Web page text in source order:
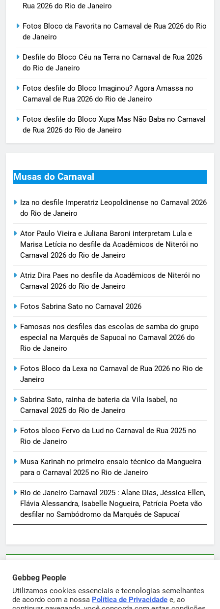
Rua 2026 do Rio de Janeiro
Fotos Bloco da Favorita no Carnaval de Rua 2026 do Rio
de Janeiro
Desfile do Bloco Céu na Terra no Carnaval de Rua 2026
do Rio de Janeiro
Fotos desfile do Bloco Imaginou? Agora Amassa no
Carnaval de Rua 2026 do Rio de Janeiro
Fotos desfile do Bloco Xupa Mas Não Baba no Carnaval
de Rua 2026 do Rio de Janeiro
Musas do Carnaval
Iza no desfile Imperatriz Leopoldinense no Carnaval 2026
do Rio de Janeiro
Ator Paulo Vieira e Juliana Baroni interpretam Lula e
Marisa Letícia no desfile da Acadêmicos de Niterói no
Carnaval 2026 do Rio de Janeiro
Atriz Dira Paes no desfile da Acadêmicos de Niterói no
Carnaval 2026 do Rio de Janeiro
Fotos Sabrina Sato no Carnaval 2026
Famosas nos desfiles das escolas de samba do grupo
especial na Marquês de Sapucaí no Carnaval 2026 do
Rio de Janeiro
Fotos Bloco da Lexa no Carnaval de Rua 2026 no Rio de
Janeiro
Sabrina Sato, rainha de bateria da Vila Isabel, no
Carnaval 2025 do Rio de Janeiro
Fotos bloco Fervo da Lud no Carnaval de Rua 2025 no
Rio de Janeiro
Musa Karinah no primeiro ensaio técnico da Mangueira
para o Carnaval 2025 no Rio de Janeiro
Rio de Janeiro Carnaval 2025 : Alane Dias, Jéssica Ellen,
Flávia Alessandra, Isabelle Nogueira, Patrícia Poeta vão
desfilar no Sambódromo da Marquês de Sapucaí
sortimentos@yahoo.com.br
Gebbeg People
Utilizamos cookies essenciais e tecnologias semelhantes
de acordo com a nossa Política de Privacidade e, ao